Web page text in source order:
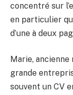
concentré sur
en particulier
d’une à deux
Marie,
grande
souvent un CV